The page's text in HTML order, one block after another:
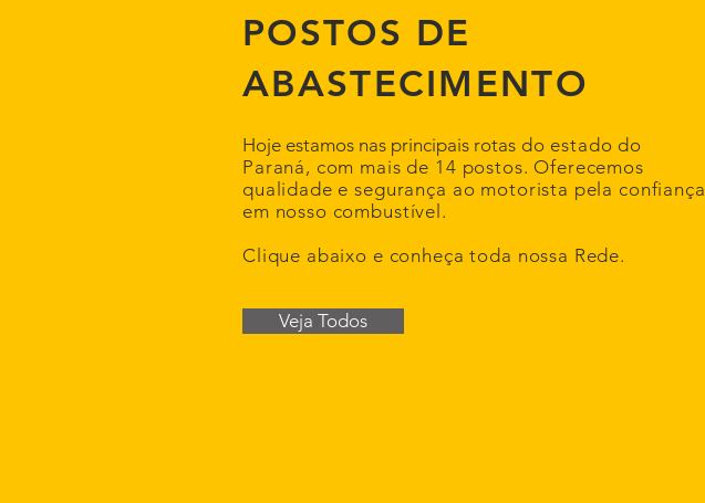
POSTOS DE
ABASTECIMENTO
Hoje estamos nas principais rotas do estado do
Paraná, com mais de 14 postos. Oferecemos
qualidade e segurança ao motorista pela confiança
em nosso combustível.
Clique abaixo e conheça toda nossa Rede.
Veja Todos